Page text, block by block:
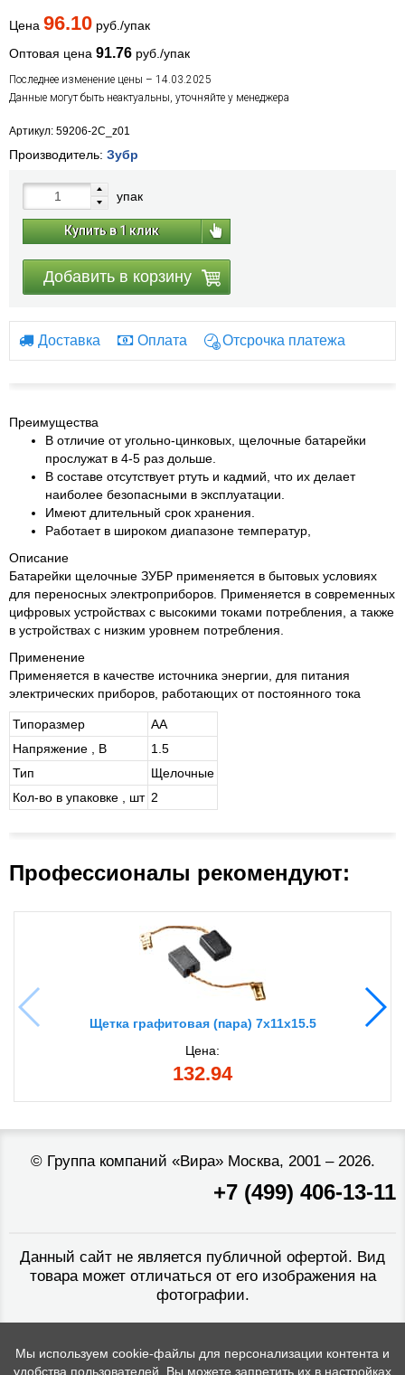
Цена 96.10 руб./упак
Оптовая цена 91.76 руб./упак
Последнее изменение цены – 14.03.2025
Данные могут быть неактуальны, уточняйте у менеджера
Артикул: 59206-2C_z01
Производитель: Зубр
упак
Купить в 1 клик
Добавить в корзину
Доставка Оплата Отсрочка платежа
Преимущества
В отличие от угольно-цинковых, щелочные батарейки
прослужат в 4-5 раз дольше.
В составе отсутствует ртуть и кадмий, что их делает
наиболее безопасными в эксплуатации.
Имеют длительный срок хранения.
Работает в широком диапазоне температур,
Описание
Батарейки щелочные ЗУБР применяется в бытовых условиях
для переносных электроприборов. Применяется в современных
цифровых устройствах с высокими токами потребления, а также
в устройствах с низким уровнем потребления.
Применение
Применяется в качестве источника энергии, для питания
электрических приборов, работающих от постоянного тока
Типоразмер
АА
Напряжение , В
1.5
Тип
Щелочные
Кол-во в упаковке , шт 2
Профессионалы рекомендуют:
Щетка графитовая (пара) 7x11x15.5
Цена:
132.94
© Группа компаний «Вира»Москва, 2001 – 2026.
+7 (499) 406-13-11
Данный сайт не является публичной офертой. Вид
товара может отличаться от его изображения на
фотографии.
Мы используем cookie-файлы для персонализации контента и
удобства пользователей. Вы можете запретить их в настройках